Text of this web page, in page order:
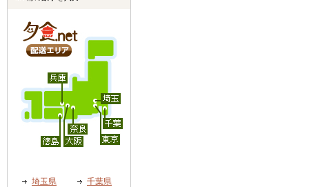
埼玉県
千葉県